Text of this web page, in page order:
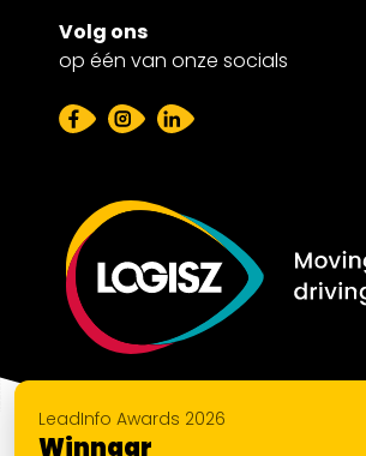
LeadInfo Awards 2026
Winnaar
Volg ons
op één van onze socials